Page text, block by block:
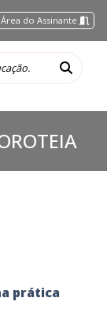
Área do Assinante
prática